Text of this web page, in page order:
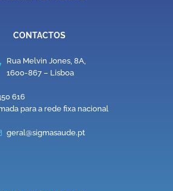
CONTACTOS
Rua Melvin Jones, 8A,
1600-867 – Lisboa
616
para a rede fixa nacional
geral@sigmasaude.pt